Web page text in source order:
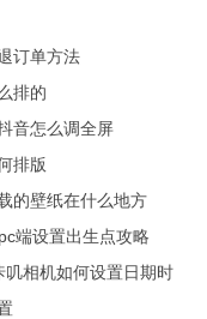
订单方法
排的
音怎么调全屏
排版
的壁纸在什么地方
端设置出生点攻略
相机如何设置日期时